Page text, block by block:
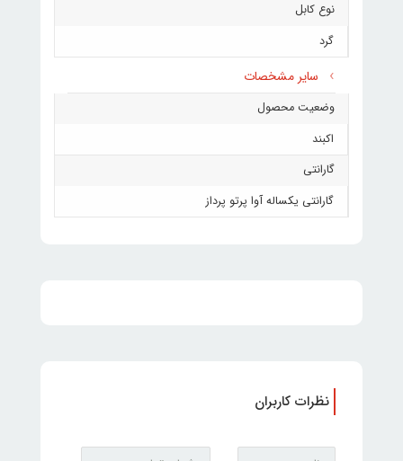
نوع کابل
گرد
سایر مشخصات
وضعیت محصول
اکبند
گارانتی
گارانتی یکساله آوا پرتو پرداز
نظرات کاربران